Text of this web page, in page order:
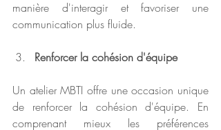
manière d'interagir et favoriser une
communication plus fluide.
Renforcer la cohésion d'équipe
Un atelier MBTI offre une occasion unique
de renforcer la cohésion d'équipe. En
comprenant mieux les préférences